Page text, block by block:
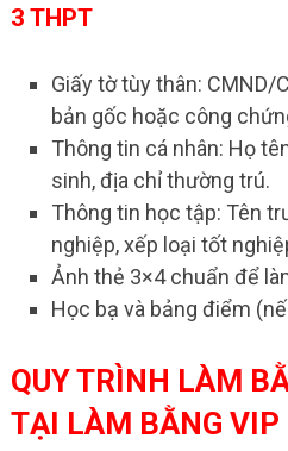
3 THPT
Giấy tờ tùy thân: CMND/
bản gốc hoặc công
Thông tin cá nhân: Họ
sinh, địa chỉ thường trú.
Thông tin học tập: Tên
nghiệp, xếp loại tốt
Ảnh thẻ 3×4 chuẩn để
Học bạ và bảng điểm
QUY TRÌNH LÀM
TẠI LÀM BẰNG VIP